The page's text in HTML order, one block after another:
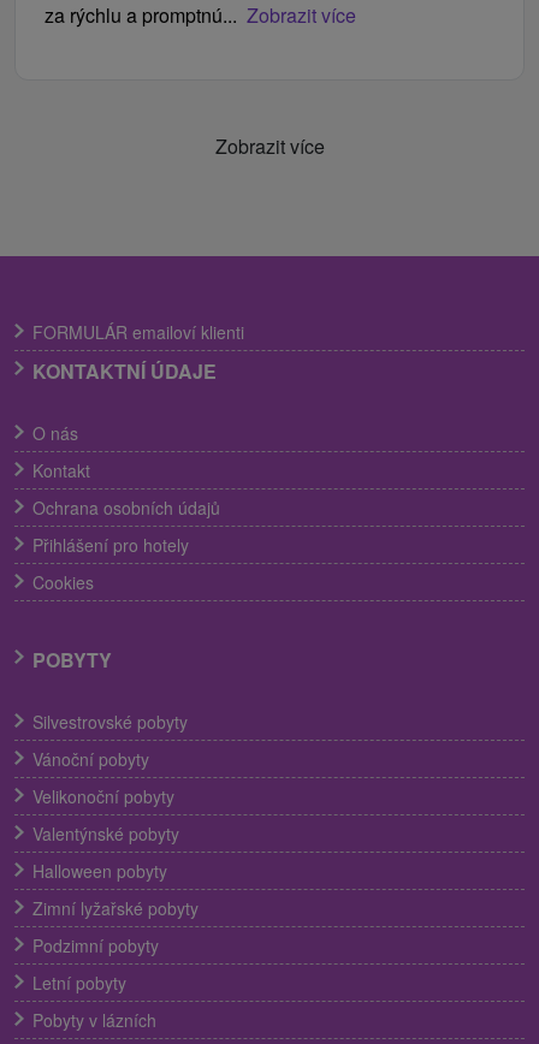
za rýchlu a promptnú... Zobrazit více
Zobrazit více
FORMULÁR emailoví klienti
KONTAKTNÍ ÚDAJE
O nás
Kontakt
Ochrana osobních údajů
Přihlášení pro hotely
Cookies
POBYTY
Silvestrovské pobyty
Vánoční pobyty
Velikonoční pobyty
Valentýnské pobyty
Halloween pobyty
Zimní lyžařské pobyty
Podzimní pobyty
Letní pobyty
Pobyty v lázních